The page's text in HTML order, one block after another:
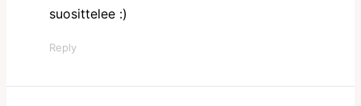
suosittelee :)
Reply